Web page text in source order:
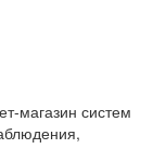
магазин систем